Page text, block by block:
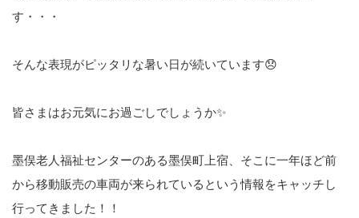
す・・・
そんな表現がピッタリな暑い日が続いています😞
皆さまはお元気にお過ごしでしょうか✨
墨俣老人福祉センターのある墨俣町上宿、そこに一年ほど前
から移動販売の車両が来られているという情報をキャッチし
行ってきました！！